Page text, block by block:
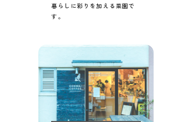
暮らしに彩りを加える 菜園で
す。